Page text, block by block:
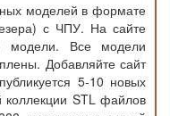
моделей в формате
с ЧПУ. На сайте
модели. Все модели
Добавляйте сайт
5-10 новых
STL файлов